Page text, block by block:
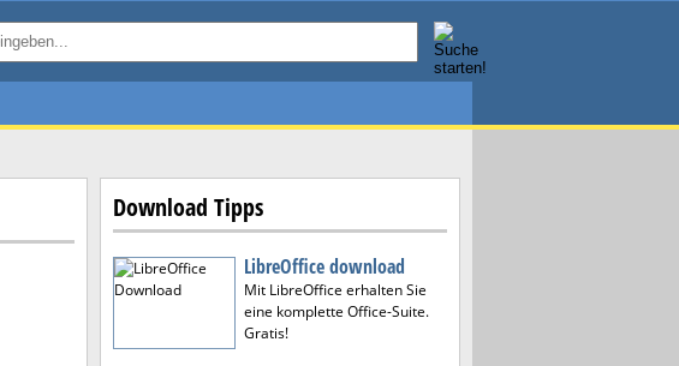
Download Tipps
LibreOffice download
Mit LibreOffice erhalten Sie
eine komplette Office-Suite.
Gratis!